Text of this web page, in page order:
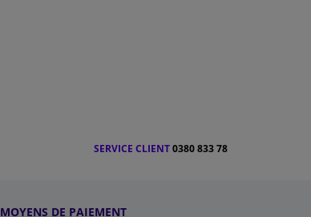
SERVICE CLIENT0380 833 78
MOYENS DE PAIEMENT